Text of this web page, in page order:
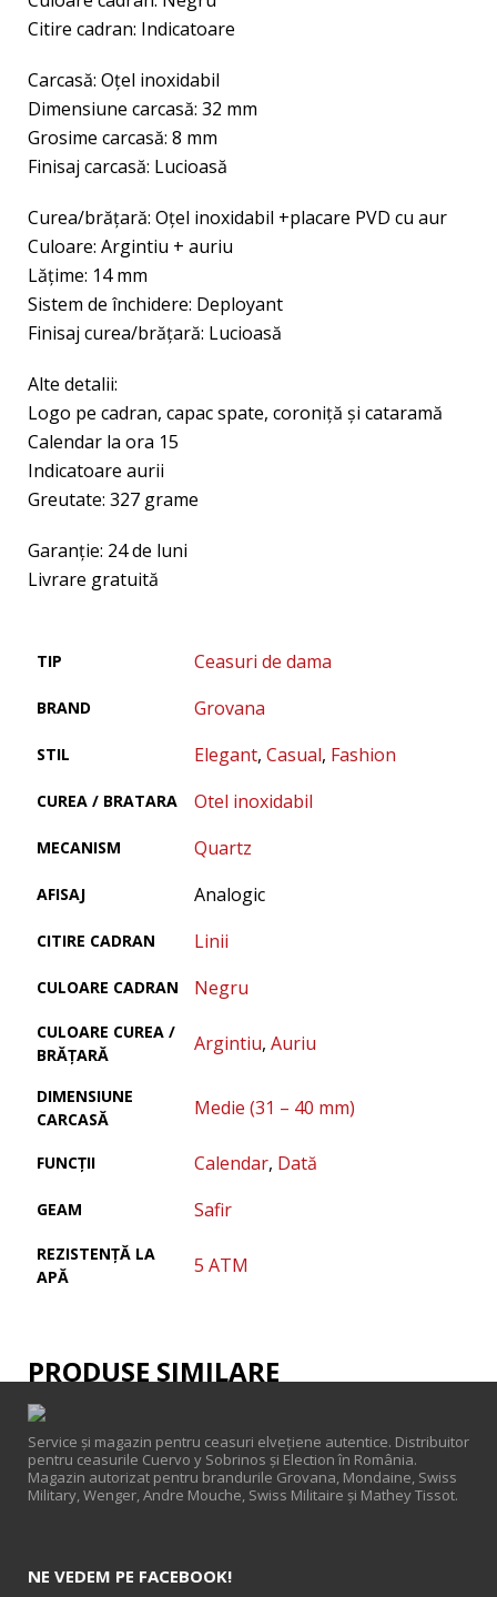
Citire cadran: Indicatoare
Carcasă: Oțel inoxidabil
Dimensiune carcasă: 32 mm
Grosime carcasă: 8 mm
Finisaj carcasă: Lucioasă
Curea/brăţară: Oțel inoxidabil +placare PVD cu aur
Culoare: Argintiu + auriu
Lăţime: 14 mm
Sistem de închidere: Deployant
Finisaj curea/brățară: Lucioasă
Alte detalii:
Logo pe cadran, capac spate, coroniță şi cataramă
Calendar la ora 15
Indicatoare aurii
Greutate: 327 grame
Garanţie: 24 de luni
Livrare gratuită
TIP Ceasuri de dama
BRAND Grovana
STIL Elegant, Casual, Fashion
CUREA / BRATARA Otel inoxidabil
MECANISM Quartz
AFISAJ Analogic
CITIRE CADRAN Linii
CULOARE CADRAN Negru
CULOARE CUREA /
BRĂȚARĂ
Argintiu, Auriu
DIMENSIUNE
CARCASĂ
Medie (31 – 40 mm)
FUNCȚII Calendar, Dată
GEAM Safir
REZISTENȚĂ LA
APĂ
5 ATM
PRODUSE SIMILARE
Service și magazin pentru ceasuri elveţiene autentice. Distribuitor
pentru ceasurile Cuervo y Sobrinos și Election în România.
Magazin autorizat pentru brandurile Grovana, Mondaine, Swiss
Military, Wenger, Andre Mouche, Swiss Militaire și Mathey Tissot.
NE VEDEM PE FACEBOOK!